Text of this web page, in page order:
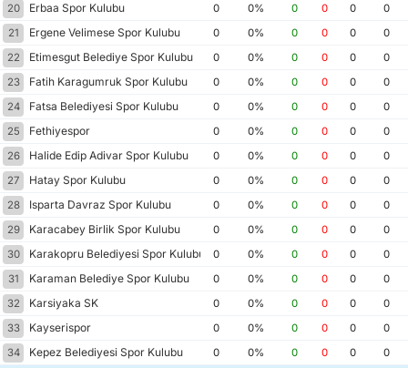
20
Erbaa Spor Kulubu 0 0% 0 0 0
0
21
Ergene Velimese Spor Kulubu 0 0% 0 0 0
0
22
Etimesgut Belediye Spor Kulubu 0 0% 0 0 0
0
23
Fatih Karagumruk Spor Kulubu 0 0% 0 0 0
0
24
Fatsa Belediyesi Spor Kulubu 0 0% 0 0 0
0
25
Fethiyespor 0 0% 0 0 0
0
26
Halide Edip Adivar Spor Kulubu 0 0% 0 0 0
0
27
Hatay Spor Kulubu 0 0% 0 0 0
0
28
Isparta Davraz Spor Kulubu 0 0% 0 0 0
0
29
Karacabey Birlik Spor Kulubu 0 0% 0 0 0
0
30
Karakopru Belediyesi Spor Kulubu 0 0% 0 0 0
0
31
Karaman Belediye Spor Kulubu 0 0% 0 0 0
0
32
Karsiyaka SK 0 0% 0 0 0
0
33
Kayserispor 0 0% 0 0 0
0
34
Kepez Belediyesi Spor Kulubu 0 0% 0 0 0
0